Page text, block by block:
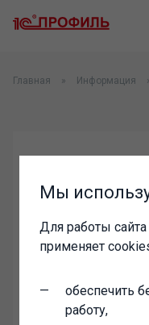
Главная Информация
логин:
пароль:
Мы
Для работы
применяет
обеспечить
работу,